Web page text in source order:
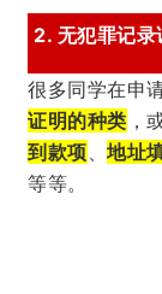
2. 无犯罪记录
很多同学在申
证明的种类 ，
到款项 、地址
等等。